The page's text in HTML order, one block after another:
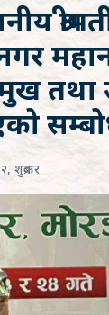
तथा
शुक्रबार